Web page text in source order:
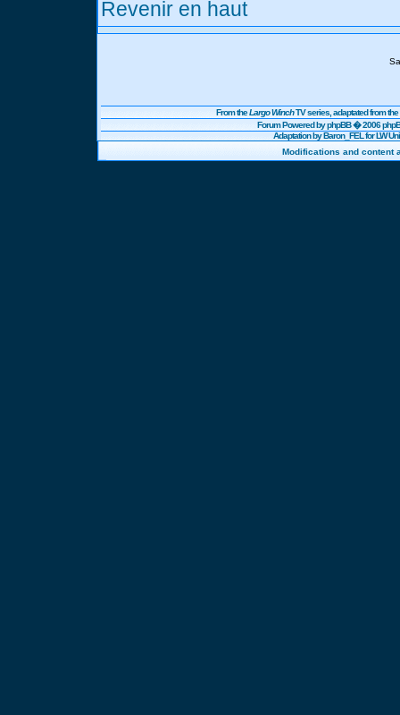
Revenir en haut
From theLargo WinchTV series, adaptated from
Forum Powered byphpBB� 2006
Adaptation by Baron_FEL for LW
Modifications and content